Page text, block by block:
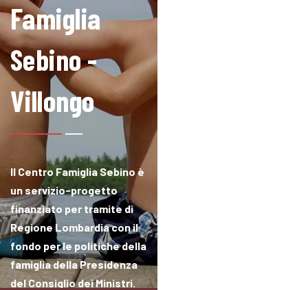
Famiglia
Sebino -
Villongo
Il Centro Famiglia Sebino è
un servizio-progetto
finanziato per tramite di
Regione Lombardia con il
fondo per le politiche della
famiglia della Presidenza
del Consiglio dei Ministri.